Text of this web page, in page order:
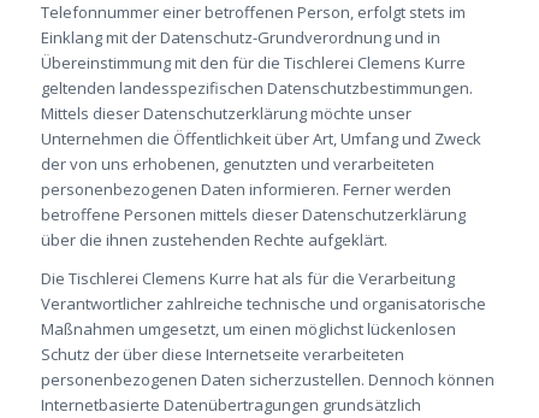
Telefonnummer einer betroffenen Person, erfolgt stets im
Einklang mit der Datenschutz-Grundverordnung und in
Übereinstimmung mit den für die Tischlerei Clemens Kurre
geltenden landesspezifischen Datenschutzbestimmungen.
Mittels dieser Datenschutzerklärung möchte unser
Unternehmen die Öffentlichkeit über Art, Umfang und Zweck
der von uns erhobenen, genutzten und verarbeiteten
personenbezogenen Daten informieren. Ferner werden
betroffene Personen mittels dieser Datenschutzerklärung
über die ihnen zustehenden Rechte aufgeklärt.
Die Tischlerei Clemens Kurre hat als für die Verarbeitung
Verantwortlicher zahlreiche technische und organisatorische
Maßnahmen umgesetzt, um einen möglichst lückenlosen
Schutz der über diese Internetseite verarbeiteten
personenbezogenen Daten sicherzustellen. Dennoch können
Internetbasierte Datenübertragungen grundsätzlich